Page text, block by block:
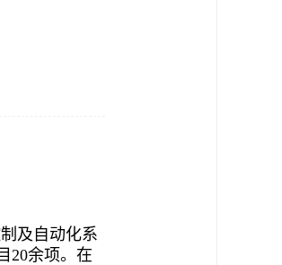
及自动化系
20余项。在